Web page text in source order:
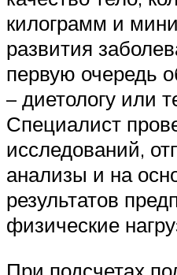
килограмм и
развития
первую очередь
– диетологу или
Специалист
исследований,
анализы и на
результатов
физические